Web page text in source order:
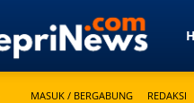
MASUK / BERGABUNG REDAKSI